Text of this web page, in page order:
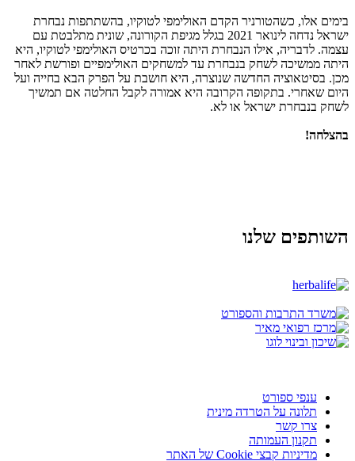
בימים אלו, כשהטורניר הקדם האולימפי לטוקיו, בהשתתפות נבחרת
ישראל נדחה לינואר 2021 בגלל מגיפת הקורונה, שונית מתלבטת עם
עצמה. לדבריה, אילו הנבחרת היתה זוכה בכרטיס האולימפי לטוקיו, היא
היתה ממשיכה לשחק בנבחרת עד למשחקים האולימפיים ופורשת לאחר
מכן. בסיטאוציה החדשה שנוצרה, היא חושבת על הפרק הבא בחייה ועל
היום שאחרי. בתקופה הקרובה היא אמורה לקבל החלטה אם תמשיך
לשחק בנבחרת ישראל או לא.
בהצלחה!
השותפים שלנו
ענפי ספורט
תלונה על הטרדה מינית
צרו קשר
תקנון העמותה
מדיניות קבצי Cookie של האתר